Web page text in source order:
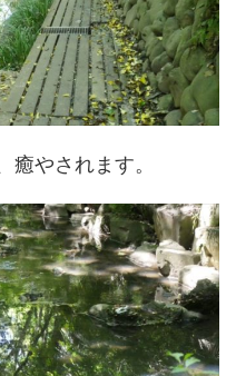
癒やされます。